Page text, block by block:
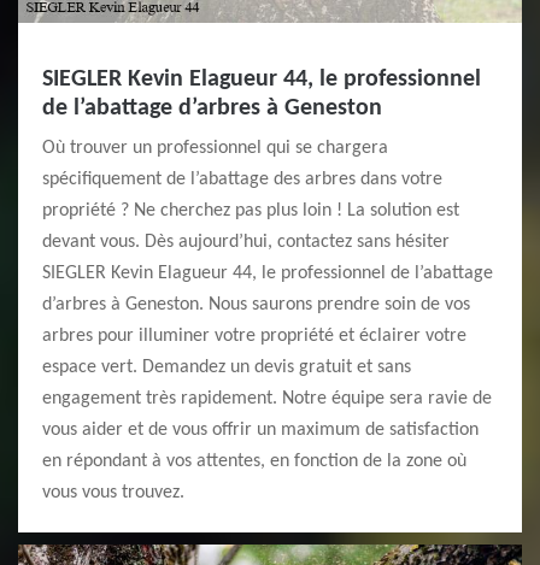
SIEGLER Kevin Elagueur 44, le professionnel
de l’abattage d’arbres à Geneston
Où trouver un professionnel qui se chargera
spécifiquement de l’abattage des arbres dans votre
propriété ? Ne cherchez pas plus loin ! La solution est
devant vous. Dès aujourd’hui, contactez sans hésiter
SIEGLER Kevin Elagueur 44, le professionnel de l’abattage
d’arbres à Geneston. Nous saurons prendre soin de vos
arbres pour illuminer votre propriété et éclairer votre
espace vert. Demandez un devis gratuit et sans
engagement très rapidement. Notre équipe sera ravie de
vous aider et de vous offrir un maximum de satisfaction
en répondant à vos attentes, en fonction de la zone où
vous vous trouvez.